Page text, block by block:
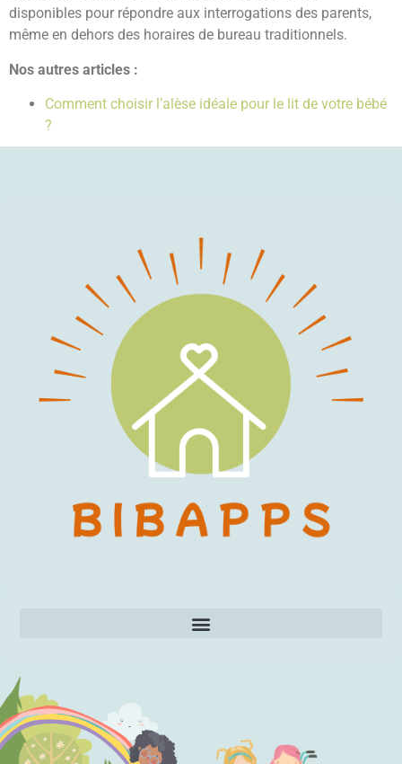
disponibles pour répondre aux interrogations des parents,
même en dehors des horaires de bureau traditionnels.
Nos autres articles :
Comment choisir l’alèse idéale pour le lit de votre bébé
?